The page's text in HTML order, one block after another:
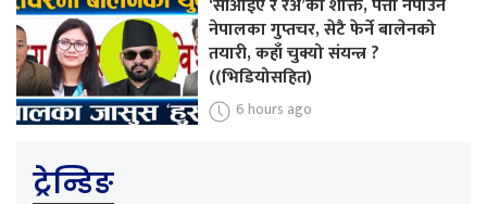
‘सीआईए र रअ’को शक्ति, पत्तो नपाउने
नेपालका गुप्तचर, सेटै फेर्ने बालेनको
तयारी, कहाँ चुक्यो संयन्त्र ?
((भिडियोसहित)
6 hours ago
ट्रेन्डिङ